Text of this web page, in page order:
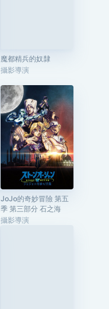
魔都精兵的奴隸
攝影導演
JoJo的奇妙冒險 第五
季 第三部分 石之海
攝影導演